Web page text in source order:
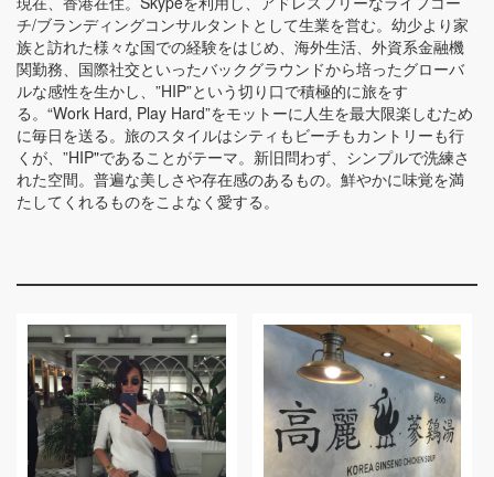
チ/ブランディングコンサルタントとして生業を営む。幼少より家
族と訪れた様々な国での経験をはじめ、海外生活、外資系金融機
関勤務、国際社交といったバックグラウンドから培ったグローバ
ルな感性を生かし、”HIP”という切り口で積極的に旅をす
る。“Work Hard, Play Hard”をモットーに人生を最大限楽しむため
に毎日を送る。旅のスタイルはシティもビーチもカントリーも行
くが、”HIP"であることがテーマ。新旧問わず、シンプルで洗練さ
れた空間。普遍な美しさや存在感のあるもの。鮮やかに味覚を満
たしてくれるものをこよなく愛する。